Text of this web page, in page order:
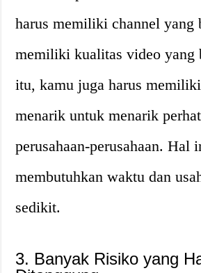
harus memiliki channel yang
memiliki kualitas video yang
itu, kamu juga harus
menarik untuk menarik
perusahaan-perusahaan. Hal
membutuhkan waktu dan
sedikit.
3. Banyak Risiko yang